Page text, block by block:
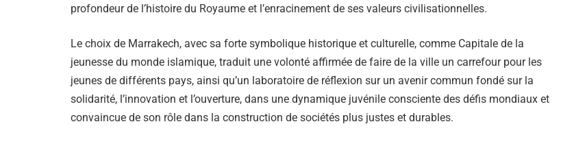
profondeur de l’histoire du Royaume et l’enracinement de ses valeurs civilisationnelles.
Le choix de Marrakech, avec sa forte symbolique historique et culturelle, comme Capitale de la
jeunesse du monde islamique, traduit une volonté affirmée de faire de la ville un carrefour pour les
jeunes de différents pays, ainsi qu’un laboratoire de réflexion sur un avenir commun fondé sur la
solidarité, l’innovation et l’ouverture, dans une dynamique juvénile consciente des défis mondiaux et
convaincue de son rôle dans la construction de sociétés plus justes et durables.